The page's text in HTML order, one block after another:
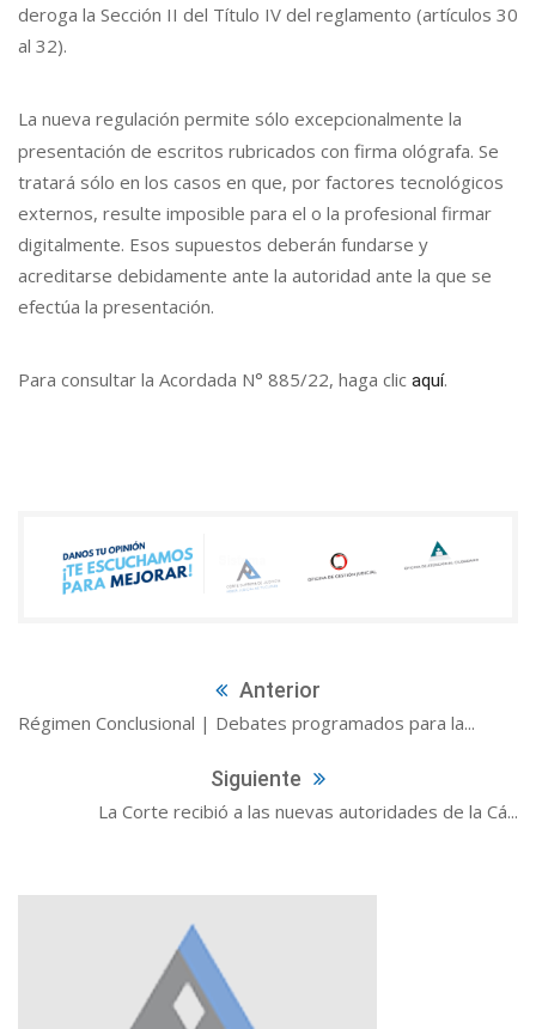
deroga la Sección II del Título IV del reglamento (artículos 30
al 32).
La nueva regulación permite sólo excepcionalmente la
presentación de escritos rubricados con firma ológrafa. Se
tratará sólo en los casos en que, por factores tecnológicos
externos, resulte imposible para el o la profesional firmar
digitalmente. Esos supuestos deberán fundarse y
acreditarse debidamente ante la autoridad ante la que se
efectúa la presentación.
Para consultar la Acordada N° 885/22, haga clic aquí.
Anterior
Régimen Conclusional | Debates programados para la...
Siguiente
La Corte recibió a las nuevas autoridades de la Cá...